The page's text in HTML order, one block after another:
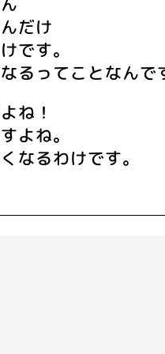
だけ
です。
るってことなんで
ね！
よね。
なるわけです。